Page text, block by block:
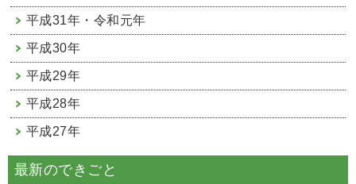
平成31年・令和元年
平成30年
平成29年
平成28年
平成27年
最新のできごと